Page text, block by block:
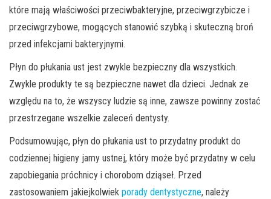
które mają właściwości przeciwbakteryjne, przeciwgrzybicze i
przeciwgrzybowe, mogących stanowić szybką i skuteczną broń
przed infekcjami bakteryjnymi.
Płyn do płukania ust jest zwykle bezpieczny dla wszystkich.
Zwykle produkty te są bezpieczne nawet dla dzieci. Jednak ze
względu na to, że wszyscy ludzie są inne, zawsze powinny zostać
przestrzegane wszelkie zaleceń dentysty.
Podsumowując, płyn do płukania ust to przydatny produkt do
codziennej higieny jamy ustnej, który może być przydatny w celu
zapobiegania próchnicy i chorobom dziąseł. Przed
zastosowaniem jakiejkolwiek porady dentystyczne, należy